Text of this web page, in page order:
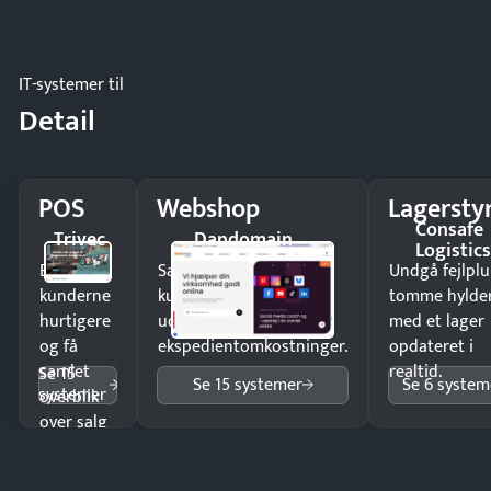
IT-systemer til
Detail
POS
Trivec
Ekspedér
kunderne
hurtigere
og få
samlet
overblik
over salg
Se 15
systemer
Webshop
Dandomain
Sælg produkter 24/7 til
kunder i hele landet
uden
ekspedientomkostninger.
Se 15 systemer
Consafe
Logistics
Undgå
tomme
med et lager
opdateret i
realtid.
Se 6